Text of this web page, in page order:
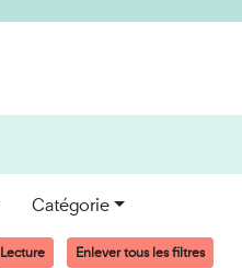
Catégorie
Lecture Enlever tous les filtres